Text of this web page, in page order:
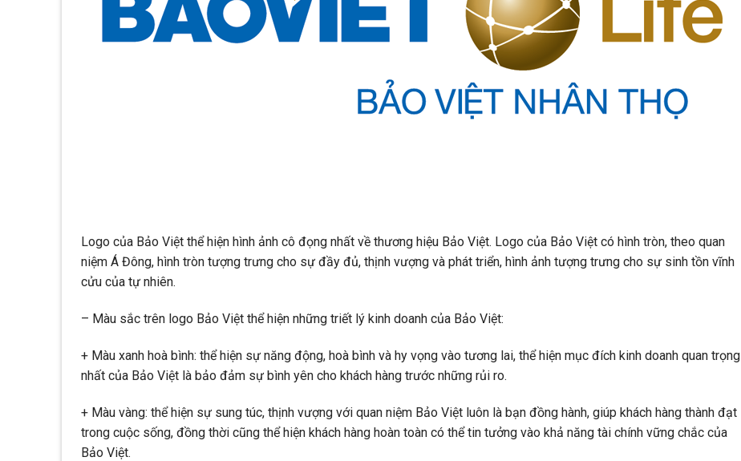
Logo của Bảo Việt thể hiện hình ảnh cô đọng nhất về thương hiệu Bảo Việt. Logo của Bảo Việt có hình tròn, theo quan
niệm Á Đông, hình tròn tượng trưng cho sự đầy đủ, thịnh vượng và phát triển, hình ảnh tượng trưng cho sự sinh tồn vĩnh
cửu của tự nhiên.
– Màu sắc trên logo Bảo Việt thể hiện những triết lý kinh doanh của Bảo Việt:
+ Màu xanh hoà bình: thể hiện sự năng động, hoà bình và hy vọng vào tương lai, thể hiện mục đích kinh doanh quan trọng
nhất của Bảo Việt là bảo đảm sự bình yên cho khách hàng trước những rủi ro.
+ Màu vàng: thể hiện sự sung túc, thịnh vượng với quan niệm Bảo Việt luôn là bạn đồng hành, giúp khách hàng thành đạt
trong cuộc sống, đồng thời cũng thể hiện khách hàng hoàn toàn có thể tin tưởng vào khả năng tài chính vững chắc của
Bảo Việt.